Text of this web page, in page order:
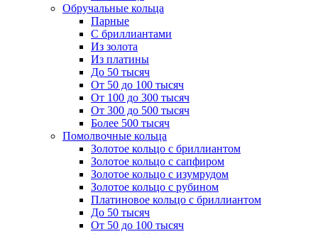
Обручальные кольца
Парные
С бриллиантами
Из золота
Из платины
До 50 тысяч
От 50 до 100 тысяч
От 100 до 300 тысяч
От 300 до 500 тысяч
Более 500 тысяч
Помолвочные кольца
Золотое кольцо с бриллиантом
Золотое кольцо с сапфиром
Золотое кольцо с изумрудом
Золотое кольцо с рубином
Платиновое кольцо с бриллиантом
До 50 тысяч
От 50 до 100 тысяч